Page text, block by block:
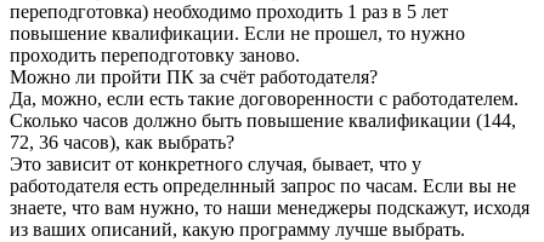
переподготовка) необходимо проходить 1 раз в 5 лет
повышение квалификации. Если не прошел, то нужно
проходить переподготовку заново.
Можно ли пройти ПК за счёт работодателя?
Да, можно, если есть такие договоренности с работодателем.
Сколько часов должно быть повышение квалификации (144,
72, 36 часов), как выбрать?
Это зависит от конкретного случая, бывает, что у
работодателя есть определнный запрос по часам. Если вы не
знаете, что вам нужно, то наши менеджеры подскажут, исходя
из ваших описаний, какую программу лучше выбрать.